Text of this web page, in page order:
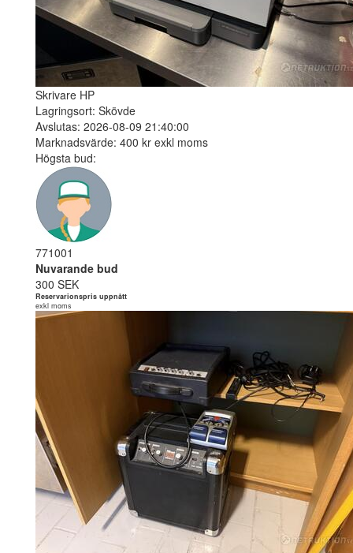
Skrivare HP
Lagringsort: Skövde
Avslutas: 2026-08-09 21:40:00
Marknadsvärde: 400 kr exkl moms
Högsta bud:
771001
Nuvarande bud
300 SEK
Reservarionspris uppnått
exkl moms